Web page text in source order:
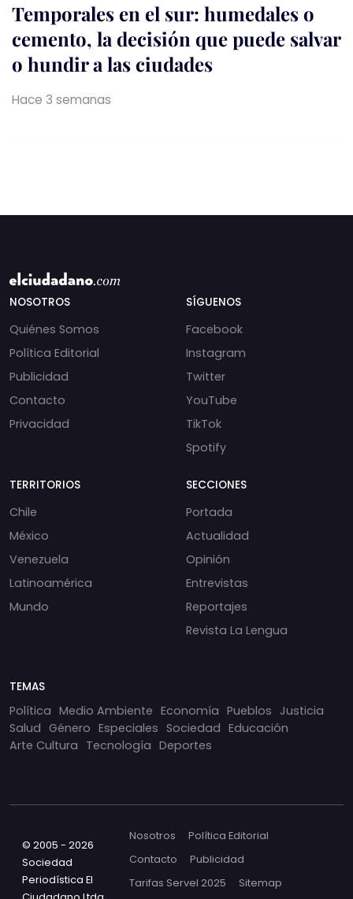
Temporales en el sur: humedales o
cemento, la decisión que puede salvar
o hundir a las ciudades
Hace 3 semanas
NOSOTROS
Quiénes Somos
Política Editorial
Publicidad
Contacto
Privacidad
SÍGUENOS
Facebook
Instagram
Twitter
YouTube
TikTok
Spotify
TERRITORIOS
Chile
México
Venezuela
Latinoamérica
Mundo
SECCIONES
Portada
Actualidad
Opinión
Entrevistas
Reportajes
Revista La Lengua
TEMAS
Política Medio Ambiente Economía Pueblos Justicia
Salud Género Especiales Sociedad Educación
Arte Cultura Tecnología Deportes
© 2005 - 2026
Sociedad
Periodística El
Nosotros
Política Editorial
Contacto
Publicidad
Tarifas Servel 2025
Sitemap